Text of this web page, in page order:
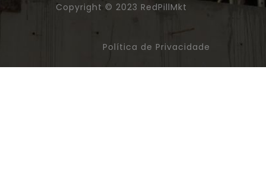
Copyright © 2023 RedPillMkt
Política de Privacidade